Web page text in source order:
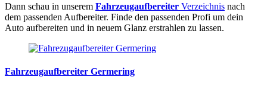
Dann schau in unserem Fahrzeugaufbereiter Verzeichnis nach
dem passenden Aufbereiter. Finde den passenden Profi um dein
Auto aufbereiten und in neuem Glanz erstrahlen zu lassen.
Fahrzeugaufbereiter Germering